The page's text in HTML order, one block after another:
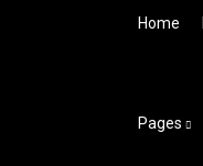
Home
Pages